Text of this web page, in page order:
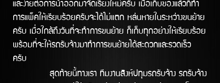
และง่ายต่อการนำออกมาจัดเรียงใหม่ครับ เมื่อเก็บของแล้วก็ทำ
การแพ็คให้เรียบร้อยครับจะได้ไม่แตก หล่นหายในระหว่างขนย้าย
ครับ เมื่อใกล้ถึงวันที่จะทำการขนย้าย ก็เก็บทุกอย่างให้เรียบร้อย
พร้อมที่จะให้รถรับจ้างมาทำการขนย้ายได้สะดวกและรวดเร็ว
ครับ
สุดท้ายนี้ทางเรา ทีมงานสิงห์ปทุมรถรับจ้าง รถรับจ้าง